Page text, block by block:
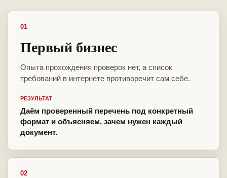
01
Первый бизнес
Опыта прохождения проверок нет, а список
требований в интернете противоречит сам себе.
РЕЗУЛЬТАТ
Даём проверенный перечень под конкретный
формат и объясняем, зачем нужен каждый
документ.
02